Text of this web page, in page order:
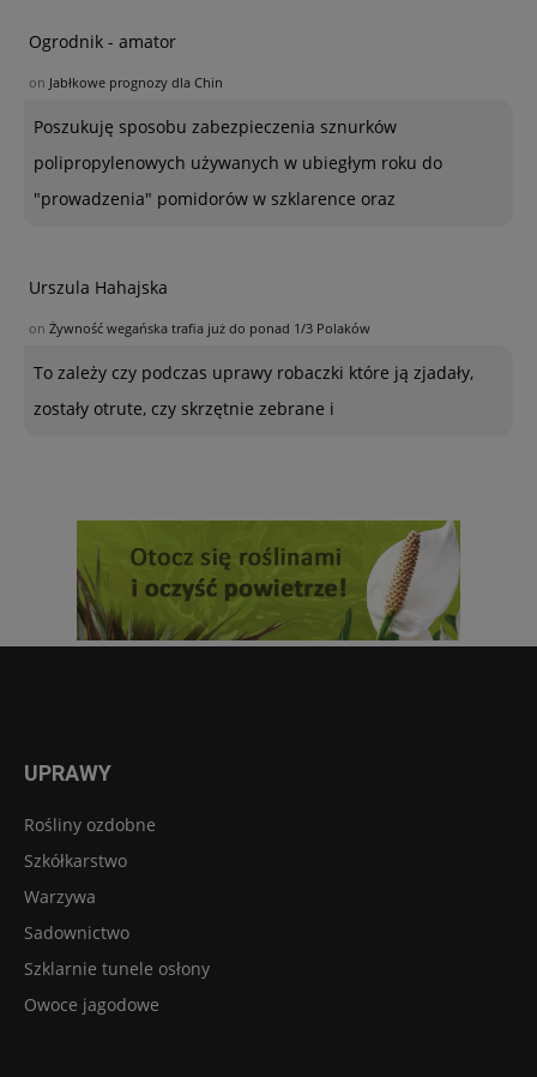
Ogrodnik - amator
on Jabłkowe prognozy dla Chin
Poszukuję sposobu zabezpieczenia sznurków
polipropylenowych używanych w ubiegłym roku do
"prowadzenia" pomidorów w szklarence oraz
Urszula Hahajska
on Żywność wegańska trafia już do ponad 1/3 Polaków
To zależy czy podczas uprawy robaczki które ją zjadały,
zostały otrute, czy skrzętnie zebrane i
UPRAWY
Rośliny ozdobne
Szkółkarstwo
Warzywa
Sadownictwo
Szklarnie tunele osłony
Owoce jagodowe